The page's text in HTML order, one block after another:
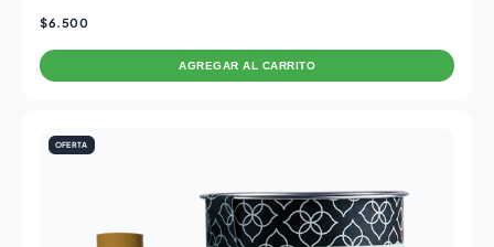
$6.500
AGREGAR AL CARRITO
OFERTA